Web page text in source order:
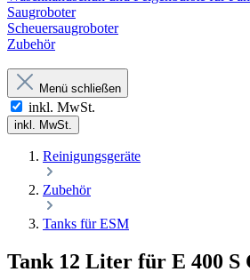
Saugroboter
Scheuersaugroboter
Zubehör
Menü schließen
inkl. MwSt.
inkl. MwSt.
Reinigungsgeräte
Zubehör
Tanks für ESM
Tank 12 Liter für E 400 S